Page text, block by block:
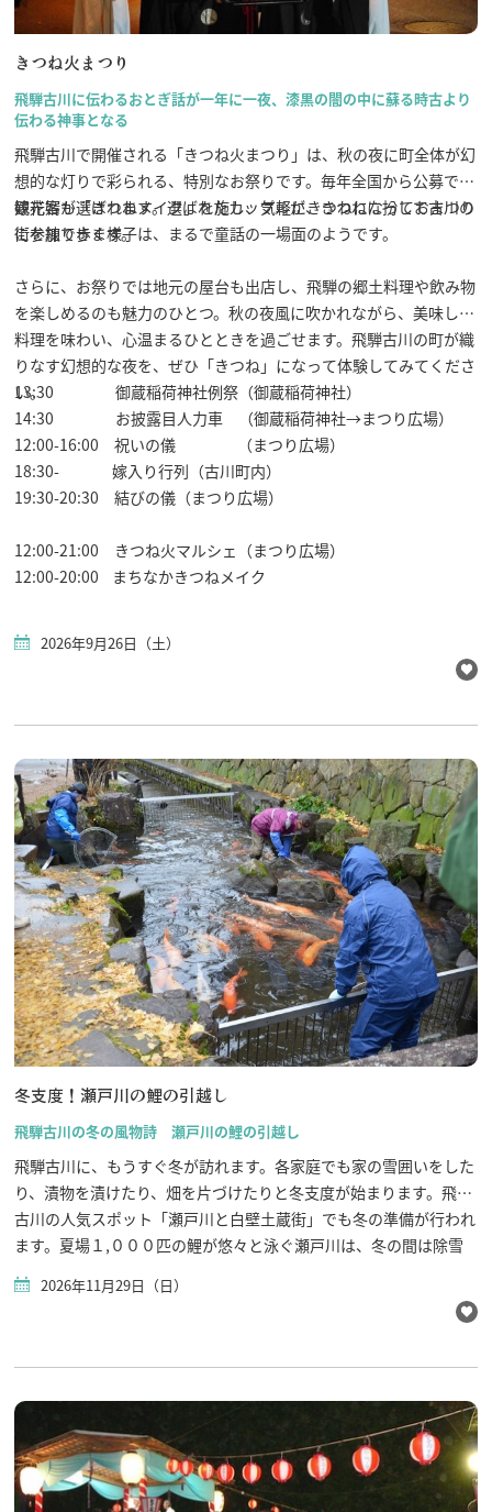
行きたいリスト
コラム
モデルコース
スポット
体験
イベント
グルメ・おみやげ
宿泊予約
アクセス
飛騨市の６つの魅力
ひだじまん図鑑
交通機関・道路情報
飛騨古川の駐車場
よくある質問
お知らせ
当サイトについて
協会について
写真ダウンロード
関連リンク
お問い合わせ
きつね火まつり
飛騨古川に伝わるおとぎ話が一年に一夜、漆黒の闇の中に蘇る時古より
伝わる神事となる
飛騨古川で開催される「きつね火まつり」は、秋の夜に町全体が幻
想的な灯りで彩られる、特別なお祭りです。毎年全国から公募で花
嫁花婿が選ばれます。選ばれたカップルが、きつねに扮して古川の
街を練り歩く様子は、まるで童話の一場面のようです。
観光客も「きつねメイク」を施し、気軽にきつねになっておまつり
に参加できます。
さらに、お祭りでは地元の屋台も出店し、飛騨の郷土料理や飲み物
を楽しめるのも魅力のひとつ。秋の夜風に吹かれながら、美味しい
料理を味わい、心温まるひとときを過ごせます。飛騨古川の町が織
りなす幻想的な夜を、ぜひ「きつね」になって体験してみてくださ
い。
13:30 御蔵稲荷神社例祭（御蔵稲荷神社）
14:30 お披露目人力車 （御蔵稲荷神社→まつり広場）
12:00-16:00 祝いの儀 （まつり広場）
18:30- 嫁入り行列（古川町内）
19:30-20:30 結びの儀（まつり広場）
12:00-21:00 きつね火マルシェ（まつり広場）
12:00-20:00 まちなかきつねメイク
2026年9月26日（土）
冬支度！瀬戸川の鯉の引越し
飛騨古川の冬の風物詩 瀬戸川の鯉の引越し
飛騨古川に、もうすぐ冬が訪れます。各家庭でも家の雪囲いをした
り、漬物を漬けたり、畑を片づけたりと冬支度が始まります。飛騨
古川の人気スポット「瀬戸川と白壁土蔵街」でも冬の準備が行われ
ます。夏場１,０００匹の鯉が悠々と泳ぐ瀬戸川は、冬の間は除雪
した雪を流すための「流雪溝（りゅうせつこう）」として使われる
ため、鯉を瀬戸川から近くの天神池（増島城の堀池です。）へ避難
する作業（引越し作業）が行われます。毎年、11月の第4土曜日か
きく育った鯉の引越しは、中々の重労働です。１匹ずつ玉網ですく
い、軽トラに乗せ、天神池に運搬されます。そして、飛騨市観光協
会が考案した「安全滑り台」で天神の池に次々とダイビングしま
す。来年の春まで瀬戸川の鯉は、見納めとなります。
2026年11月29日（日）